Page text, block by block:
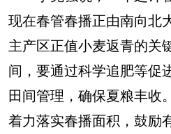
现在春管春播正由南向北
主产区正值小麦返青的关
间，要通过科学追肥等促
田间管理，确保夏粮丰收
着力落实春播面积，鼓励